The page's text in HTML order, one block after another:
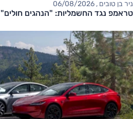
ניר בן טובים , 06/08/2026
טראמפ נגד החשמליות: "הנהגים חולים"